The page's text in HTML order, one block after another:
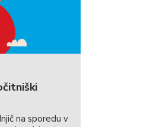
na sporedu v